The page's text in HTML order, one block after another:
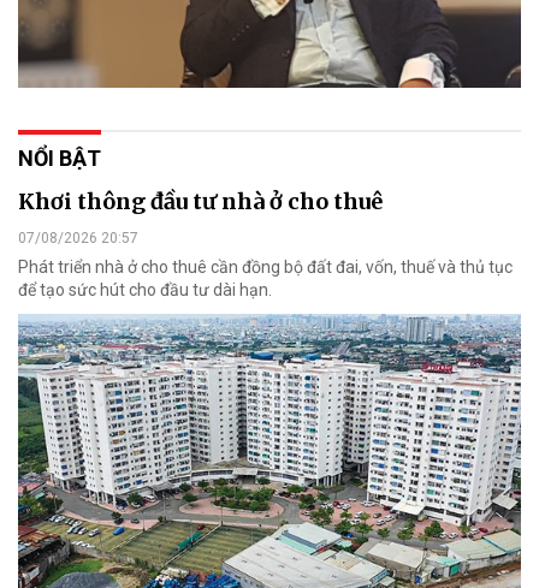
NỔI BẬT
Khơi thông đầu tư nhà ở cho thuê
07/08/2026 20:57
Phát triển nhà ở cho thuê cần đồng bộ đất đai, vốn, thuế và thủ tục
để tạo sức hút cho đầu tư dài hạn.